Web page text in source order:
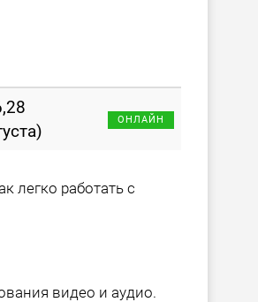
ОНЛАЙН
легко работать с
видео и аудио.